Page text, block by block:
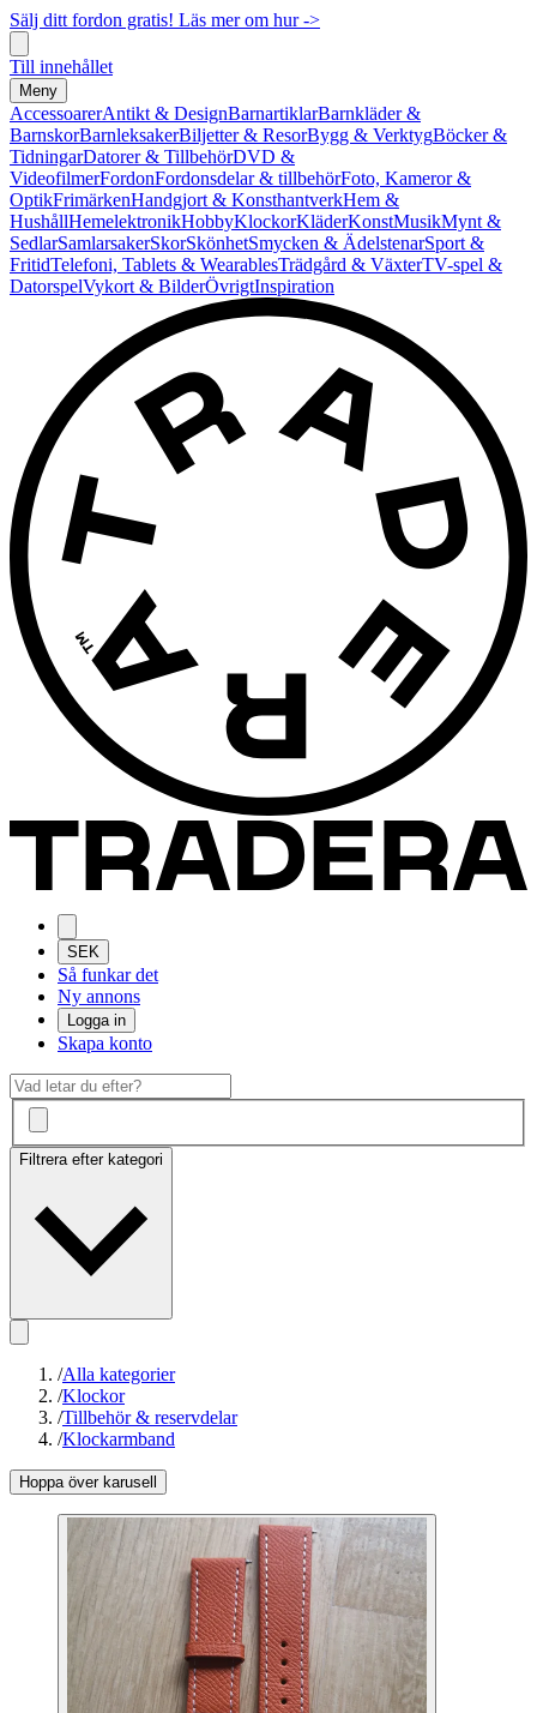
Sälj ditt fordon gratis! Läs mer om hur ->
Till innehållet
Meny
AccessoarerAntikt & DesignBarnartiklarBarnkläder &
BarnskorBarnleksakerBiljetter & ResorBygg & VerktygBöcker &
TidningarDatorer & TillbehörDVD &
VideofilmerFordonFordonsdelar & tillbehörFoto, Kameror &
OptikFrimärkenHandgjort & KonsthantverkHem &
HushållHemelektronikHobbyKlockorKläderKonstMusikMynt &
SedlarSamlarsakerSkorSkönhetSmycken & ÄdelstenarSport &
FritidTelefoni, Tablets & WearablesTrädgård & VäxterTV-spel &
DatorspelVykort & BilderÖvrigtInspiration
SEK
Så funkar det
Ny annons
Logga in
Skapa konto
Filtrera efter kategori
/Alla kategorier
/Klockor
/Tillbehör & reservdelar
/Klockarmband
Hoppa över karusell